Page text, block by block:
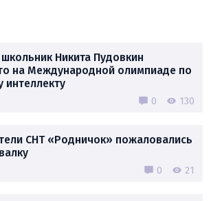
Никита Пудовкин
на Международной олимпиаде по
интеллекту
0 130
СНТ «Родничок» пожаловались
0 21